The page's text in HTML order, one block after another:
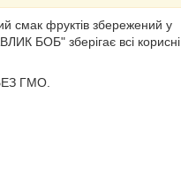
смак фруктів збережений у
БОБ" зберігає всі корисні
ГМО.